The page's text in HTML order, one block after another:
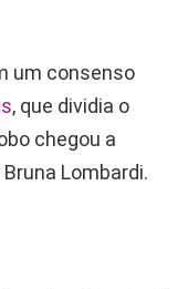
um consenso
, que dividia o
chegou a
Lombardi.